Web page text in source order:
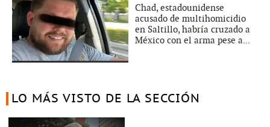
Chad, estadounidense
acusado de multihomicidio
en Saltillo, habría cruzado a
México con el arma pese a...
LO MÁS VISTO DE LA SECCIÓN